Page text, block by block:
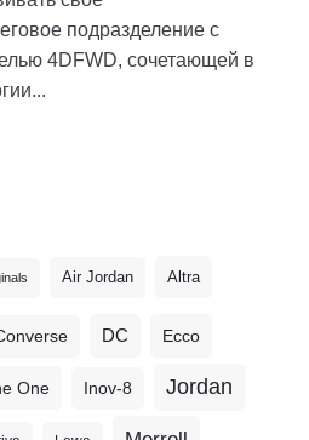
подразделение с
4DFWD, сочетающей в
Air Jordan Altra
DC Ecco
One Inov-8 Jordan